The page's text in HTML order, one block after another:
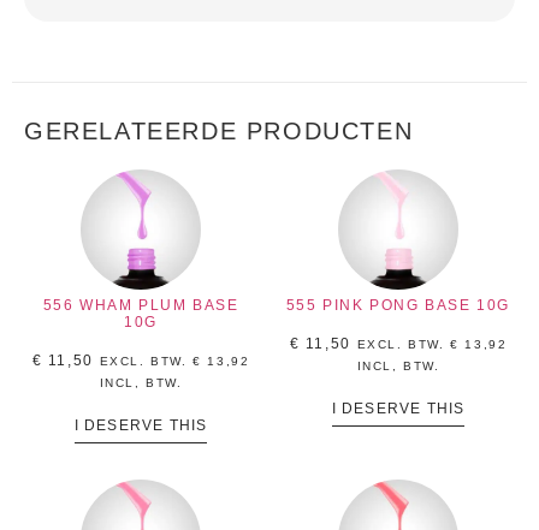
GERELATEERDE PRODUCTEN
556 WHAM PLUM BASE
10G
€ 11,50 EXCL. BTW.€
13,92
INCL, BTW.
I DESERVE THIS
555 PINK PONG BASE 10G
€ 11,50 EXCL. BTW.€
13,92
INCL, BTW.
I DESERVE THIS